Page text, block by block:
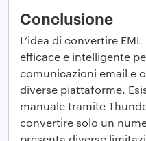
Conclusione
L’idea di convertire
efficace e intelligente
comunicazioni email e
diverse piattaforme.
manuale tramite
convertire solo un